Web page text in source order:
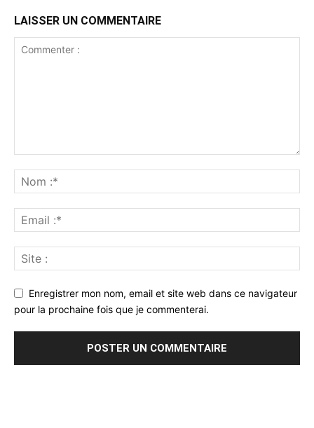
LAISSER UN COMMENTAIRE
Enregistrer mon nom, email et site web dans ce navigateur
pour la prochaine fois que je commenterai.